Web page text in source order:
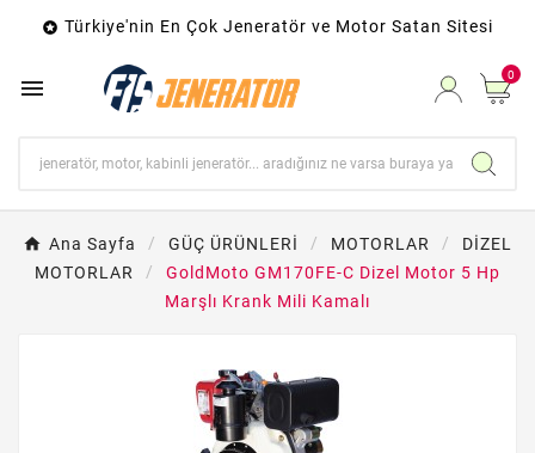
 Türkiye'nin En Çok Jeneratör ve Motor Satan Sitesi
 0
Ana Sayfa GÜÇ ÜRÜNLERİ MOTORLAR
DİZEL
MOTORLAR
GoldMoto GM170FE-C Dizel Motor 5 Hp
Marşlı Krank Mili Kamalı